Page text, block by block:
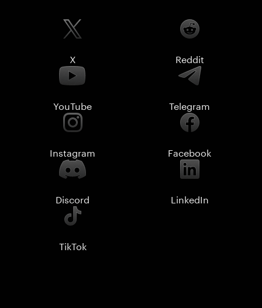
X Reddit
YouTube Telegram
Instagram Facebook
Discord LinkedIn
TikTok